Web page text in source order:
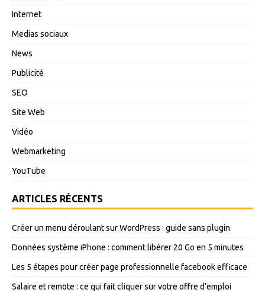
Internet
Medias sociaux
News
Publicité
SEO
Site Web
Vidéo
Webmarketing
YouTube
ARTICLES RÉCENTS
Créer un menu déroulant sur WordPress : guide sans plugin
Données système iPhone : comment libérer 20 Go en 5 minutes
Les 5 étapes pour créer page professionnelle facebook efficace
Salaire et remote : ce qui fait cliquer sur votre offre d’emploi